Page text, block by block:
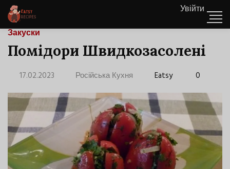
Увійти
Закуски
Помідори Швидкозасолені
17.02.2023 Російська Кухня Eatsy 0